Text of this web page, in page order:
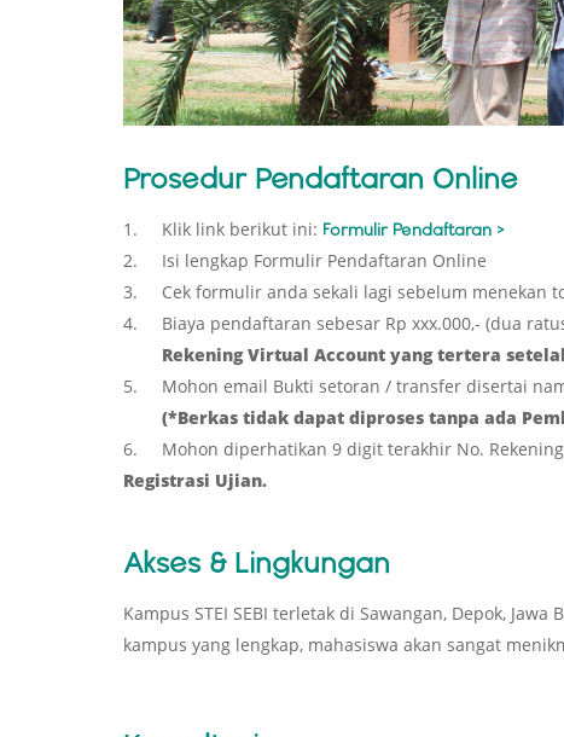
Prosedur Pendaftaran Online
1. Klik link berikut ini: Formulir Pendaftaran >
2. Isi lengkap Formulir Pendaftaran Online
3. Cek formulir anda sekali lagi sebelum menekan
4. Biaya pendaftaran sebesar Rp xxx.000,- (dua
Rekening Virtual Account yang tertera
5. Mohon email Bukti setoran / transfer disertai
(*Berkas tidak dapat diproses tanpa ada
6. Mohon diperhatikan 9 digit terakhir No. Rekening
Registrasi Ujian.
Akses & Lingkungan
Kampus STEI SEBI terletak di Sawangan, Depok,
kampus yang lengkap, mahasiswa akan sangat